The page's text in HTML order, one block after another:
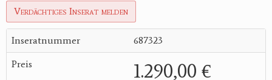
Verdächtiges Inserat melden
Inseratnummer 687323
Preis 1.290,00 €